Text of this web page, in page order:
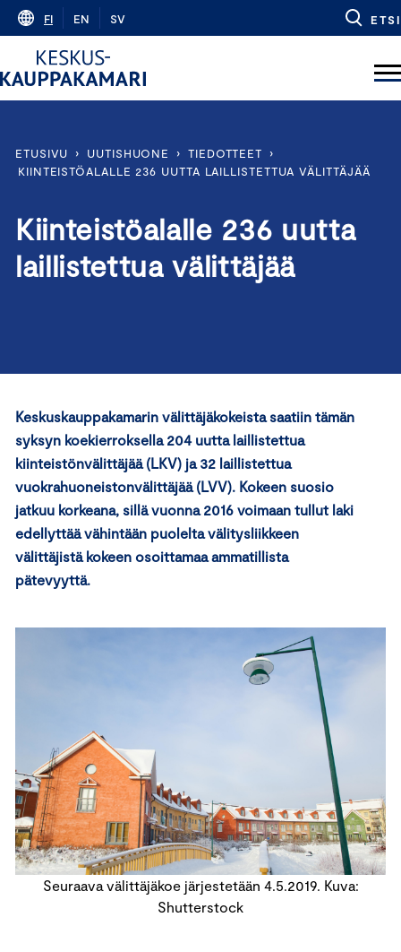
Skip
content
FI EN SV ETSI
ETUSIVU › UUTISHUONE › TIEDOTTEET
›
KIINTEISTÖALALLE 236 UUTTA LAILLISTETTUA VÄLITTÄJÄÄ
Kiinteistöalalle 236 uutta
laillistettua välittäjää
Keskuskauppakamarin välittäjäkokeista saatiin tämän
syksyn koekierroksella 204 uutta laillistettua
kiinteistönvälittäjää (LKV) ja 32 laillistettua
vuokrahuoneistonvälittäjää (LVV). Kokeen suosio
jatkuu korkeana, sillä vuonna 2016 voimaan tullut laki
edellyttää vähintään puolelta välitysliikkeen
välittäjistä kokeen osoittamaa ammatillista
pätevyyttä.
Seuraava välittäjäkoe järjestetään 4.5.2019. Kuva:
Shutterstock